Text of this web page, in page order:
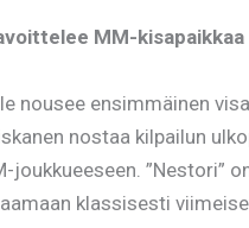
MM-kisapaikkaa
nousee ensimmäinen
nostaa kilpailun
joukkueeseen. ”Nestori”
klassisesti